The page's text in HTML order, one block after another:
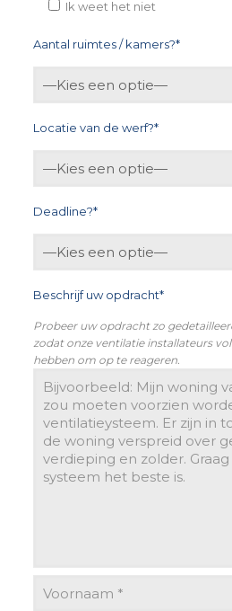
Ik weet het niet
Aantal ruimtes / kamers?*
Locatie van de werf?*
Deadline?*
Beschrijf uw opdracht*
Probeer uw opdracht zo
zodat onze ventilatie installateurs
hebben om op te reageren.